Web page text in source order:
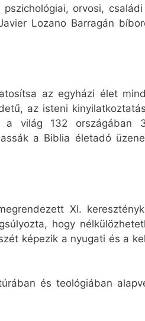
orvosi, családi
Lozano Barragán
az egyházi élet
az isteni
világ 132 országában
a Biblia életadó
XI.
hogy
képezik a nyugati és a
és teológiában